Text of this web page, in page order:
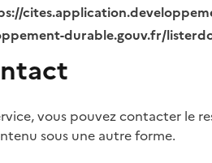
durable.gouv.fr/
vous pouvez contacter
sous une autre forme.